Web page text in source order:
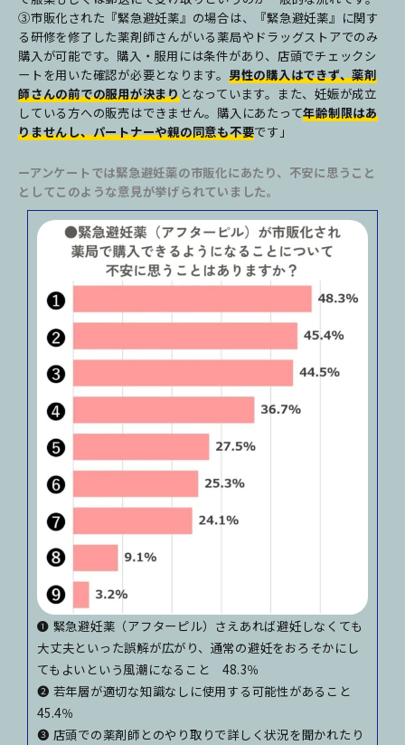
③市販化された『緊急避妊薬』の場合は、『緊急避妊薬』に関す
る研修を修了した薬剤師さんがいる薬局やドラッグストアでのみ
購入が可能です。購入・服用には条件があり、店頭でチェックシ
ートを用いた確認が必要となります。 男性の購入はできず、薬剤
師さんの前での服用が決まりとなっています。また、妊娠が成立
している方への販売はできません。購入にあたって年齢制限はあ
りませんし、パートナーや親の同意も不要です」
ーアンケートでは緊急避妊薬の市販化にあたり、不安に思うこと
としてこのような意見が挙げられていました。
❶ 緊急避妊薬（アフターピル）さえあれば避妊しなくても
大丈夫といった誤解が広がり、通常の避妊をおろそかにし
てもよいという風潮になること 48.3％
❷ 若年層が適切な知識なしに使用する可能性があること
45.4％
❸ 店頭での薬剤師とのやり取りで詳しく状況を聞かれたり